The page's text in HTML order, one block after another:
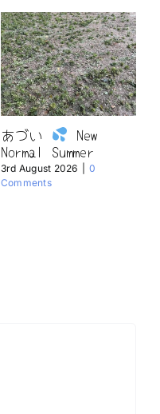
あづい
New
Normal Summer
3rd August 2026
0
Comments